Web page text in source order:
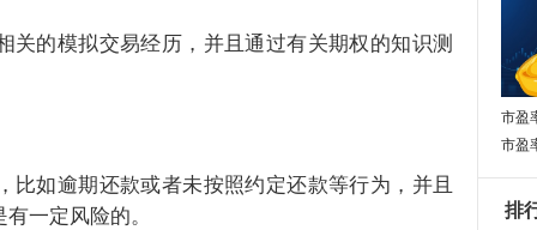
关的模拟交易经历，并且通过有关期权的知识测
比如逾期还款或者未按照约定还款等行为，并且
一定风险的。
市盈
市盈
排